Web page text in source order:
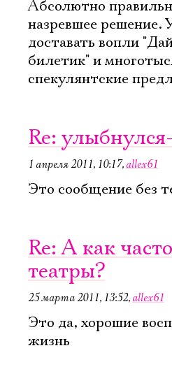
Абсолютно
назревшее решение.
доставать вопли
билетик" и
спекулянтские
Re:
1 апреля 2011, 10:17, allex61
Это сообщение без
Re: А как
театры?
25 марта 2011, 13:52, allex61
Это да, хорошие
жизнь
Имя